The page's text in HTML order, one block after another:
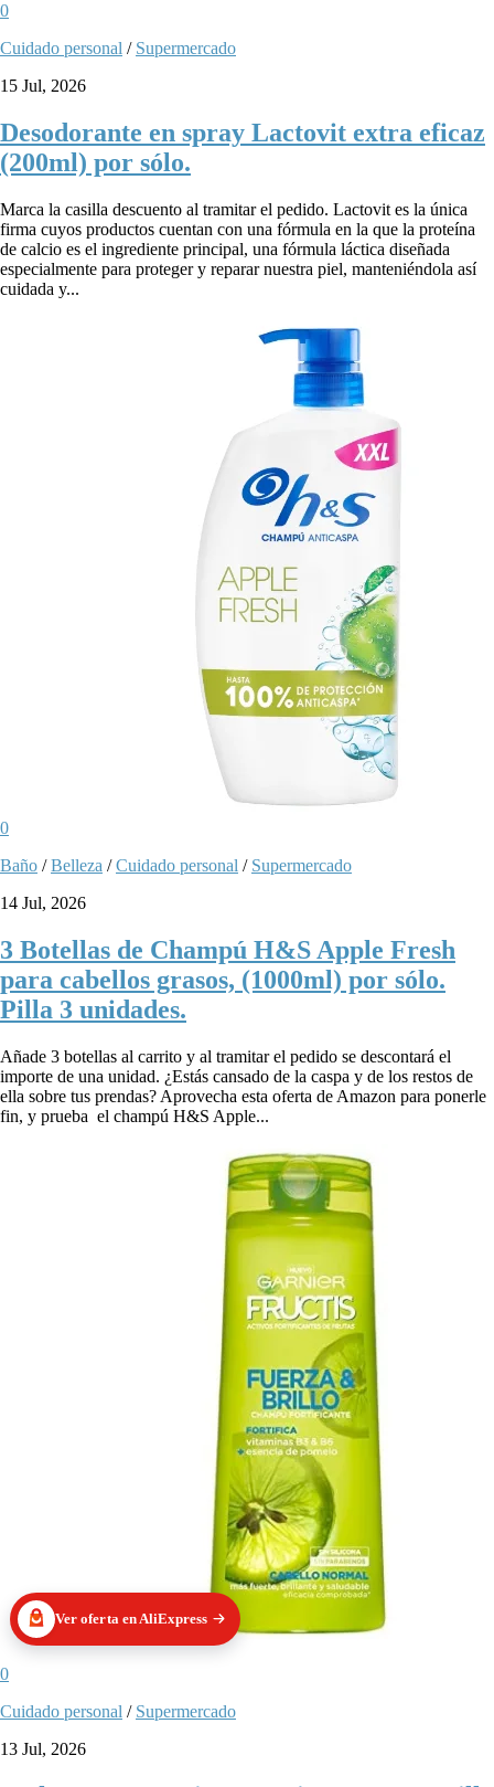
0
Cuidado personal / Supermercado
15 Jul, 2026
Desodorante en spray Lactovit extra eficaz
(200ml) por sólo.
Marca la casilla descuento al tramitar el pedido. Lactovit es la única
firma cuyos productos cuentan con una fórmula en la que la proteína
de calcio es el ingrediente principal, una fórmula láctica diseñada
especialmente para proteger y reparar nuestra piel, manteniéndola así
cuidada y...
0
Baño /Belleza /Cuidado personal / Supermercado
14 Jul, 2026
3 Botellas de Champú H&S Apple Fresh
para cabellos grasos, (1000ml) por sólo.
Pilla 3 unidades.
Añade 3 botellas al carrito y al tramitar el pedido se descontará el
importe de una unidad. ¿Estás cansado de la caspa y de los restos de
ella sobre tus prendas? Aprovecha esta oferta de Amazon para ponerle
fin, y prueba el champú H&S Apple...
Ver oferta en AliExpress
0
Cuidado personal / Supermercado
13 Jul, 2026